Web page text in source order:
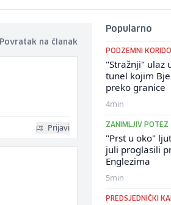
Povratak na članak
Prijavi
Popularno
PODZEMNI
"Stražnji" ulaz
tunel kojim
preko granice
4min
ZANIMLJIV POTEZ
"Prst u oko"
juli proglasili
Englezima
5min
PREDSJEDNIČKI